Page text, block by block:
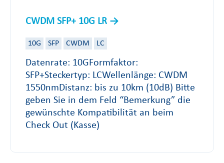
CWDM SFP+ 10G LR
10G SFP CWDM LC
Datenrate: 10GFormfaktor:
SFP+Steckertyp: LCWellenlänge: CWDM
1550nmDistanz: bis zu 10km (10dB) Bitte
geben Sie in dem Feld “Bemerkung” die
gewünschte Kompatibilität an beim
Check Out (Kasse)